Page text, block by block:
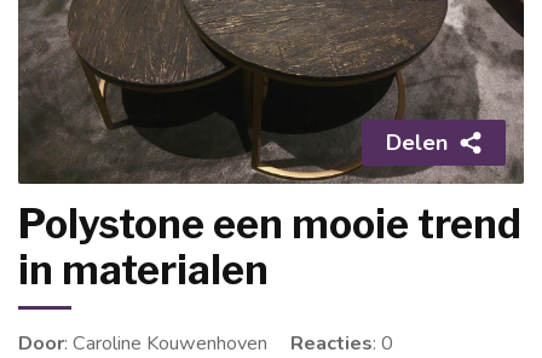
Delen
Polystone een mooie trend
in materialen
Door: Caroline Kouwenhoven Reacties: 0